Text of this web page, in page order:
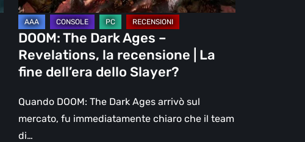
|
La
fine
dell’era
dello
Slayer?
DOOM: The Dark Ages –
Revelations, la recensione | La
fine dell’era dello Slayer?
Quando DOOM: The Dark Ages arrivò sul
mercato, fu immediatamente chiaro che il team
di…